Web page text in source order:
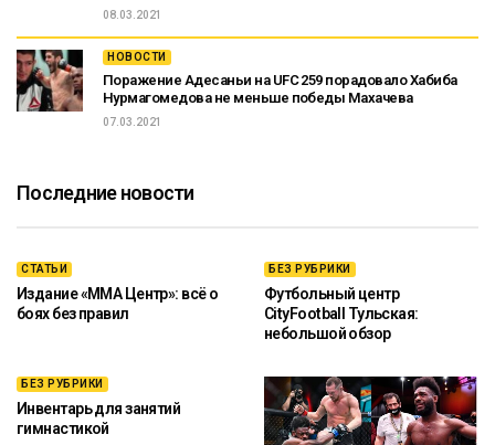
08.03.2021
НОВОСТИ
Поражение Адесаньи на UFC 259 порадовало Хабиба
Нурмагомедова не меньше победы Махачева
07.03.2021
Последние новости
СТАТЬИ
Издание «ММА Центр»: всё о
боях без правил
БЕЗ РУБРИКИ
Футбольный центр
CityFootball Тульская:
небольшой обзор
БЕЗ РУБРИКИ
Инвентарь для занятий
гимнастикой